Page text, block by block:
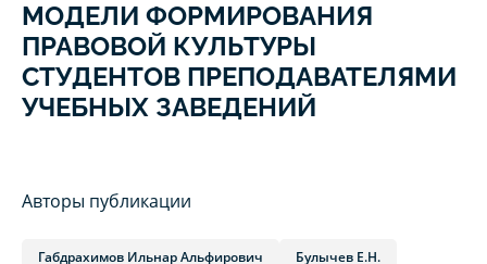
МОДЕЛИ ФОРМИРОВАНИЯ
ПРАВОВОЙ КУЛЬТУРЫ
СТУДЕНТОВ ПРЕПОДАВАТЕЛЯМИ
УЧЕБНЫХ ЗАВЕДЕНИЙ
Авторы публикации
Габдрахимов Ильнар Альфирович Булычев Е.Н.